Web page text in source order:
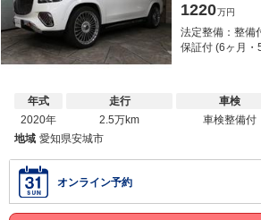
1220万円
法定整備：整備
保証付 (6ヶ月・
年式
2020年
走行
2.5万km
車検
車検整備付
地域 愛知県安城市
オンライン予約